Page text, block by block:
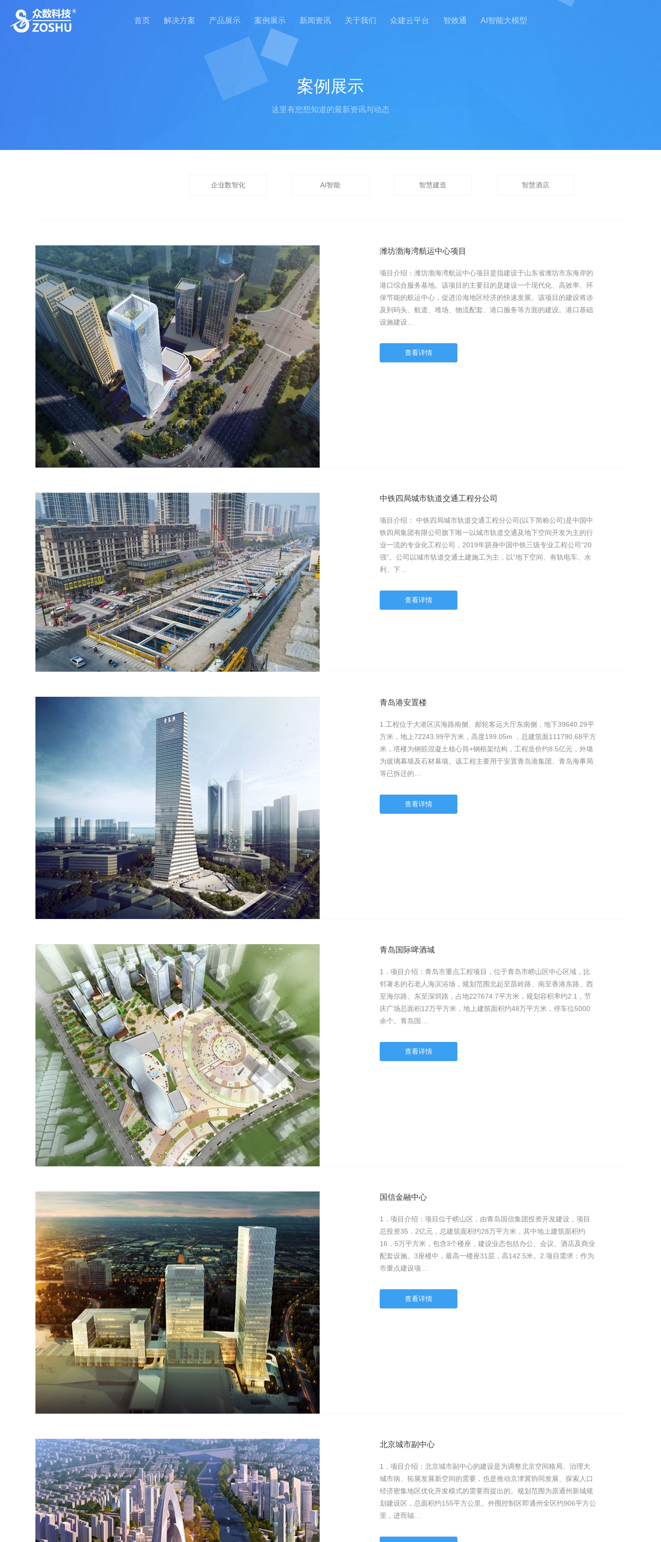
首页 解决方案 产品展示 案例展示 新闻资讯 关于我们 众建云平台 智效通 AI智能大模型
案例展示
这里有您想知道的最新资讯与动态
企业数智化 AI智能 智慧建造 智慧酒店
潍坊渤海湾航运中心项目
项目介绍：潍坊渤海湾航运中心项目是指建设于山东省潍坊市东海岸的
港口综合服务基地。该项目的主要目的是建设一个现代化、高效率、环
保节能的航运中心，促进沿海地区经济的快速发展。该项目的建设将涉
及到码头、航道、堆场、物流配套、港口服务等方面的建设。港口基础
设施建设…
查看详情
中铁四局城市轨道交通工程分公司
项目介绍： 中铁四局城市轨道交通工程分公司(以下简称公司)是中国中
铁四局集团有限公司旗下唯一以城市轨道交通及地下空间开发为主的行
业一流的专业化工程公司，2019年跻身中国中铁三级专业工程公司“20
强”。公司以城市轨道交通土建施工为主，以“地下空间、有轨电车、水
利、下…
查看详情
青岛港安置楼
1.工程位于大港区滨海路南侧、邮轮客运大厅东南侧，地下39640.29平
方米，地上72243.99平方米，高度199.05m ，总建筑面111790.68平方
米，塔楼为钢筋混凝土核心筒+钢框架结构，工程造价约8.5亿元，外墙
为玻璃幕墙及石材幕墙。该工程主要用于安置青岛港集团、青岛海事局
等已拆迁的…
查看详情
青岛国际啤酒城
1．项目介绍：青岛市重点工程项目，位于青岛市崂山区中心区域，比
邻著名的石老人海滨浴场，规划范围北起至苗岭路、南至香港东路、西
至海尔路、东至深圳路，占地227674.7平方米，规划容积率约2.1，节
庆广场总面积12万平方米，地上建筑面积约48万平方米，停车位5000
余个。青岛国…
查看详情
国信金融中心
1．项目介绍：项目位于崂山区，由青岛国信集团投资开发建设，项目
总投资35．2亿元，总建筑面积约28万平方米，其中地上建筑面积约
16．5万平方米，包含3个楼座，建设业态包括办公、会议、酒店及商业
配套设施。3座楼中，最高一楼座31层，高142.5米。2.项目需求：作为
市重点建设项…
查看详情
北京城市副中心
1．项目介绍：北京城市副中心的建设是为调整北京空间格局、治理大
城市病、拓展发展新空间的需要，也是推动京津冀协同发展、探索人口
经济密集地区优化开发模式的需要而提出的。规划范围为原通州新城规
划建设区，总面积约155平方公里。外围控制区即通州全区约906平方公
里，进而辐…